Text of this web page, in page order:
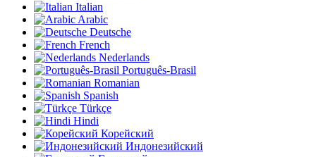
Italian
Arabic
Deutsche
French
Nederlands
Português-Brasil
Romanian
Spanish
Türkçe
Hindi
Корейский
Индонезийский